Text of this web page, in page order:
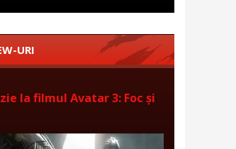
URI
la filmul Avatar 3: Foc și